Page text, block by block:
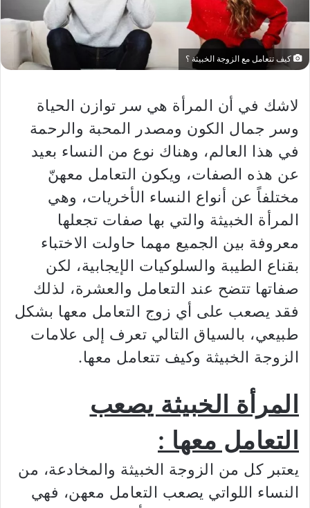
كيف تتعامل مع الزوجة الخبيثة ؟
لاشك في أن المرأة هي سر توازن الحياة
وسر جمال الكون ومصدر المحبة والرحمة
في هذا العالم، وهناك نوع من النساء بعيد
عن هذه الصفات، ويكون التعامل معهنّ
مختلفاً عن أنواع النساء الأخريات، وهي
المرأة الخبيثة والتي بها صفات تجعلها
معروفة بين الجميع مهما حاولت الاختباء
بقناع الطيبة والسلوكيات الإيجابية، لكن
صفاتها تتضح عند التعامل والعشرة، لذلك
فقد يصعب على أي زوج التعامل معها بشكل
طبيعي، بالسياق التالي تعرف إلى علامات
الزوجة الخبيثة وكيف تتعامل معها.
المرأة الخبيثة يصعب
التعامل معها :
يعتبر كل من الزوجة الخبيثة والمخادعة، من
النساء اللواتي يصعب التعامل معهن، فهي